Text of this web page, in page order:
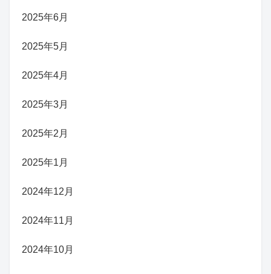
2025年6月
2025年5月
2025年4月
2025年3月
2025年2月
2025年1月
2024年12月
2024年11月
2024年10月